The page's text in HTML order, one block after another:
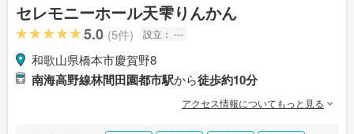
セレモニーホール天雫りんかん
5.0 (5件) 設立： ---
和歌山県橋本市慶賀野8
南海高野線林間田園都市駅から徒歩約10分
アクセス情報についてもっと見る